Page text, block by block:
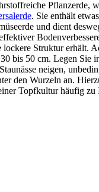
Pflanzerde,
. Sie enthält
und dient
lockere Struktur erhält.
bis 50 cm. Legen Sie
neigen,
den Wurzeln an.
Topfkultur häufig